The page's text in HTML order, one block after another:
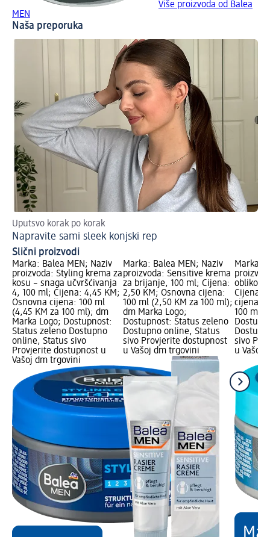
Više proizvoda od Balea
MEN
Naša preporuka
Uputsvo korak po korak
Napravite sami sleek konjski rep
Slični proizvodi
Marka: Balea MEN; Naziv
proizvoda: Styling krema za
kosu – snaga učvršćivanja
4, 100 ml; Cijena: 4,45 KM;
Osnovna cijena: 100 ml
(4,45 KM za 100 ml); dm
Marka Logo; Dostupnost:
Status zeleno Dostupno
online, Status sivo
Provjerite dostupnost u
Vašoj dm trgovini
Marka: Balea MEN; Naziv
proizvoda: Sensitive krema
za brijanje, 100 ml; Cijena:
2,50 KM; Osnovna cijena:
100 ml (2,50 KM za 100 ml);
dm Marka Logo;
Dostupnost: Status zeleno
Dostupno online, Status
sivo Provjerite dostupnost
u Vašoj dm trgovini
Marka:
Cijena:
cijena:
100 ml);
sivo
u Vašoj